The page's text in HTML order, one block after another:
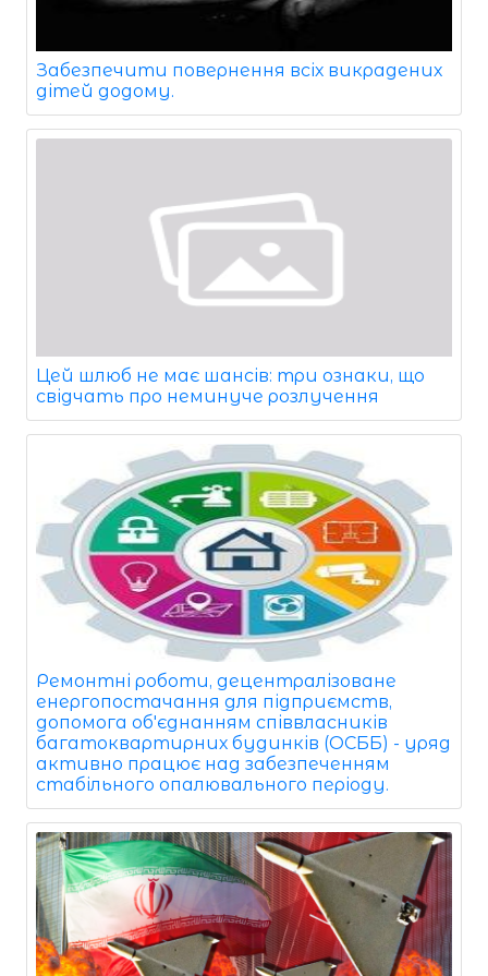
Забезпечити повернення всіх викрадених
дітей додому.
Цей шлюб не має шансів: три ознаки, що
свідчать про неминуче розлучення
Ремонтні роботи, децентралізоване
енергопостачання для підприємств,
допомога об'єднанням співвласників
багатоквартирних будинків (ОСББ) - уряд
активно працює над забезпеченням
стабільного опалювального періоду.